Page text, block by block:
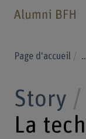
Page d'accueil
Story
La